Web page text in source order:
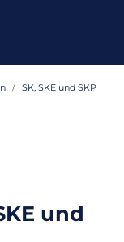
SK, SKE und SKP
und